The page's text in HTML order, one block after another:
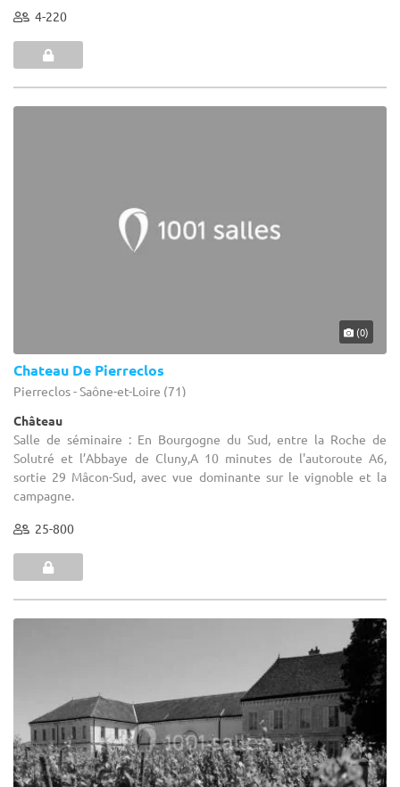
4-220
(0)
Chateau De Pierreclos
Pierreclos - Saône-et-Loire (71)
Château
Salle de séminaire : En Bourgogne du Sud, entre la Roche de
Solutré et l’Abbaye de Cluny,A 10 minutes de l'autoroute A6,
sortie 29 Mâcon-Sud, avec vue dominante sur le vignoble et la
campagne.
25-800